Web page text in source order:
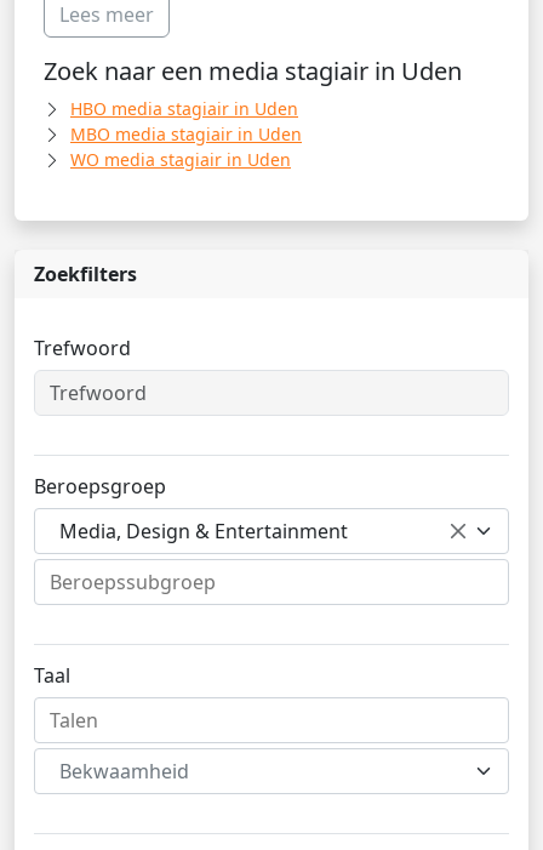
Lees meer
Zoek naar een media stagiair in Uden
HBO media stagiair in Uden
MBO media stagiair in Uden
WO media stagiair in Uden
Zoekfilters
Trefwoord
Beroepsgroep
Media, Design & Entertainment
Taal
Bekwaamheid